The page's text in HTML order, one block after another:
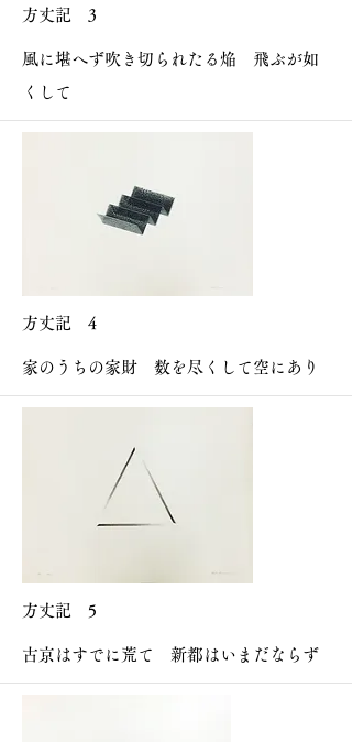
方丈記 3
風に堪へず吹き切られたる焔 飛ぶが如
くして
方丈記 4
家のうちの家財 数を尽くして空にあり
方丈記 5
古京はすでに荒て 新都はいまだならず